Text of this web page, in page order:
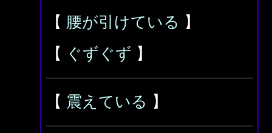
【 腰が引けている 】
【
ぐずぐず 】
【 震えている 】